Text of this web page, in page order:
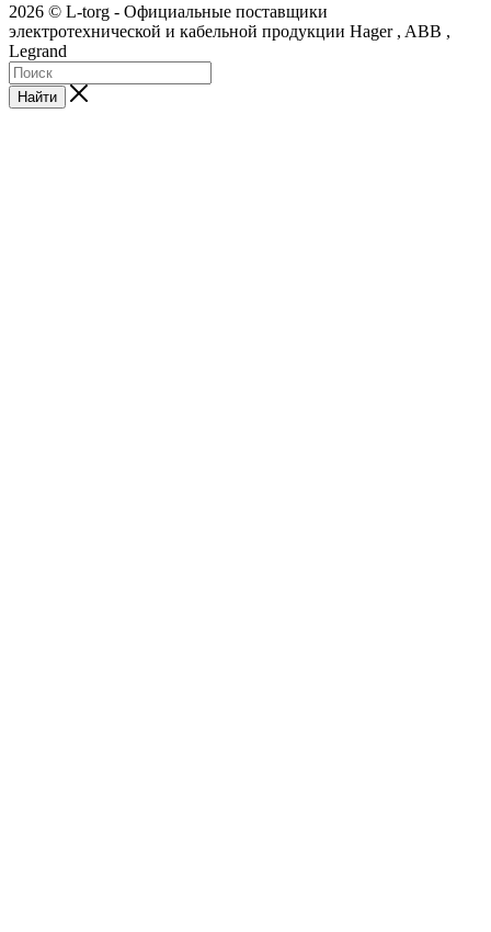
2026 © L-torg - Официальные поставщики
электротехнической и кабельной продукции Hager , ABB ,
Legrand
Найти